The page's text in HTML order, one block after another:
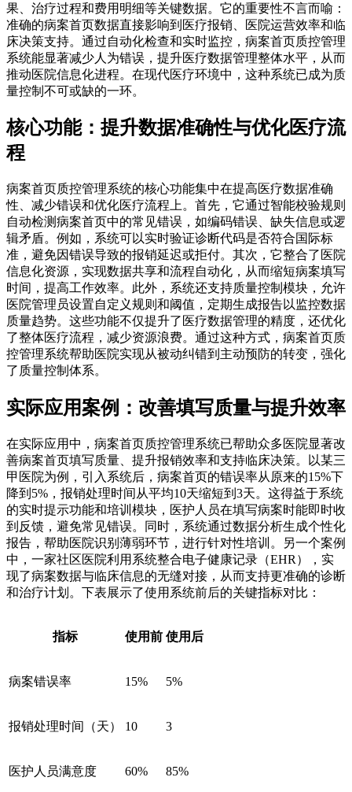
果、治疗过程和费用明细等关键数据。它的重要性不言而喻：
准确的病案首页数据直接影响到医疗报销、医院运营效率和临
床决策支持。通过自动化检查和实时监控，病案首页质控管理
系统能显著减少人为错误，提升医疗数据管理整体水平，从而
推动医院信息化进程。在现代医疗环境中，这种系统已成为质
量控制不可或缺的一环。
核心功能：提升数据准确性与优化医疗流
程
病案首页质控管理系统的核心功能集中在提高医疗数据准确
性、减少错误和优化医疗流程上。首先，它通过智能校验规则
自动检测病案首页中的常见错误，如编码错误、缺失信息或逻
辑矛盾。例如，系统可以实时验证诊断代码是否符合国际标
准，避免因错误导致的报销延迟或拒付。其次，它整合了医院
信息化资源，实现数据共享和流程自动化，从而缩短病案填写
时间，提高工作效率。此外，系统还支持质量控制模块，允许
医院管理员设置自定义规则和阈值，定期生成报告以监控数据
质量趋势。这些功能不仅提升了医疗数据管理的精度，还优化
了整体医疗流程，减少资源浪费。通过这种方式，病案首页质
控管理系统帮助医院实现从被动纠错到主动预防的转变，强化
了质量控制体系。
实际应用案例：改善填写质量与提升效率
在实际应用中，病案首页质控管理系统已帮助众多医院显著改
善病案首页填写质量、提升报销效率和支持临床决策。以某三
甲医院为例，引入系统后，病案首页的错误率从原来的15%下
降到5%，报销处理时间从平均10天缩短到3天。这得益于系统
的实时提示功能和培训模块，医护人员在填写病案时能即时收
到反馈，避免常见错误。同时，系统通过数据分析生成个性化
报告，帮助医院识别薄弱环节，进行针对性培训。另一个案例
中，一家社区医院利用系统整合电子健康记录（EHR），实
现了病案数据与临床信息的无缝对接，从而支持更准确的诊断
和治疗计划。下表展示了使用系统前后的关键指标对比：
指标 使用前 使用后
病案错误率 15% 5%
报销处理时间（天） 10 3
医护人员满意度 60% 85%